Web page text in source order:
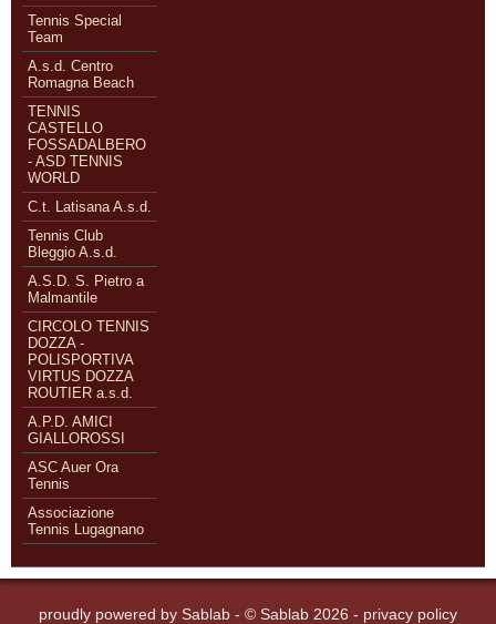
Tennis Special
Team
A.s.d. Centro
Romagna Beach
TENNIS
CASTELLO
FOSSADALBERO
- ASD TENNIS
WORLD
C.t. Latisana A.s.d.
Tennis Club
Bleggio A.s.d.
A.S.D. S. Pietro a
Malmantile
CIRCOLO TENNIS
DOZZA -
POLISPORTIVA
VIRTUS DOZZA
ROUTIER a.s.d.
A.P.D. AMICI
GIALLOROSSI
ASC Auer Ora
Tennis
Associazione
Tennis Lugagnano
proudly powered by Sablab - © Sablab 2026 - privacy policy